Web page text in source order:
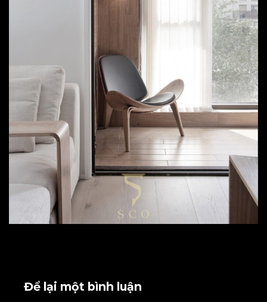
Để lại một bình luận